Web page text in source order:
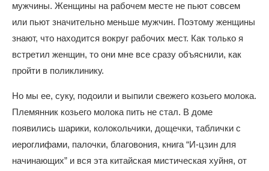
мужчины. Женщины на рабочем месте не пьют совсем
или пьют значительно меньше мужчин. Поэтому женщины
знают, что находится вокруг рабочих мест. Как только я
встретил женщин, то они мне все сразу объяснили, как
пройти в поликлинику.
Но мы ее, суку, подоили и выпили свежего козьего молока.
Племянник козьего молока пить не стал. В доме
появились шарики, колокольчики, дощечки, таблички с
иероглифами, палочки, благовония, книга “И-цзин для
начинающих” и вся эта китайская мистическая хуйня, от